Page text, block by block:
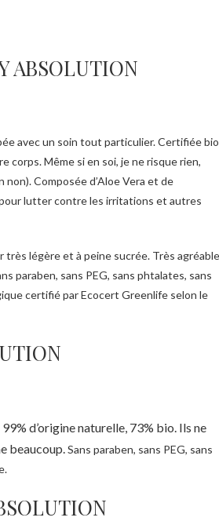
ABSOLUTION
avec un soin tout particulier. Certifiée bio
corps. Même si en soi, je ne risque rien,
Composée d’Aloe Vera et de
pour lutter contre les irritations et autres
paraben, sans PEG, sans phtalates, sans
certifié par Ecocert Greenlife selon le
99% d’origine naturelle, 73% bio. Ils ne
beaucoup.Sans paraben, sans PEG, sans